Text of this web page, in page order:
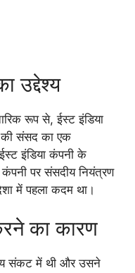
उद्देश्य
रूप से, ईस्ट इंडिया
की संसद का एक
इंडिया कंपनी के
पर संसदीय नियंत्रण
में पहला कदम था।
का कारण
संकट में थी और उसने